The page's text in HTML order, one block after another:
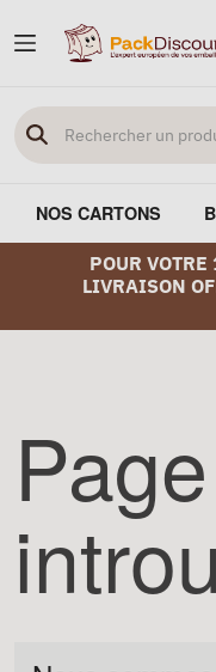
NOS CARTONS
POUR
LIVRAISON
Page